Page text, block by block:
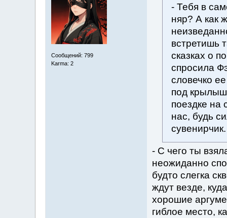
Сообщений: 799
Karma: 2
- Тебя в
няр? А как
встретишь
сказках о
спросила
словечко
под
поездке на
нас, будь
- С чего ты
неожиданно
будто слегка
ждут везде,
хорошие
гиблое место,